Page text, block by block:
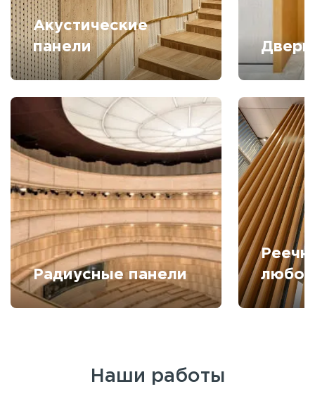
Акустические
панели
Радиусные панели
Наши работы